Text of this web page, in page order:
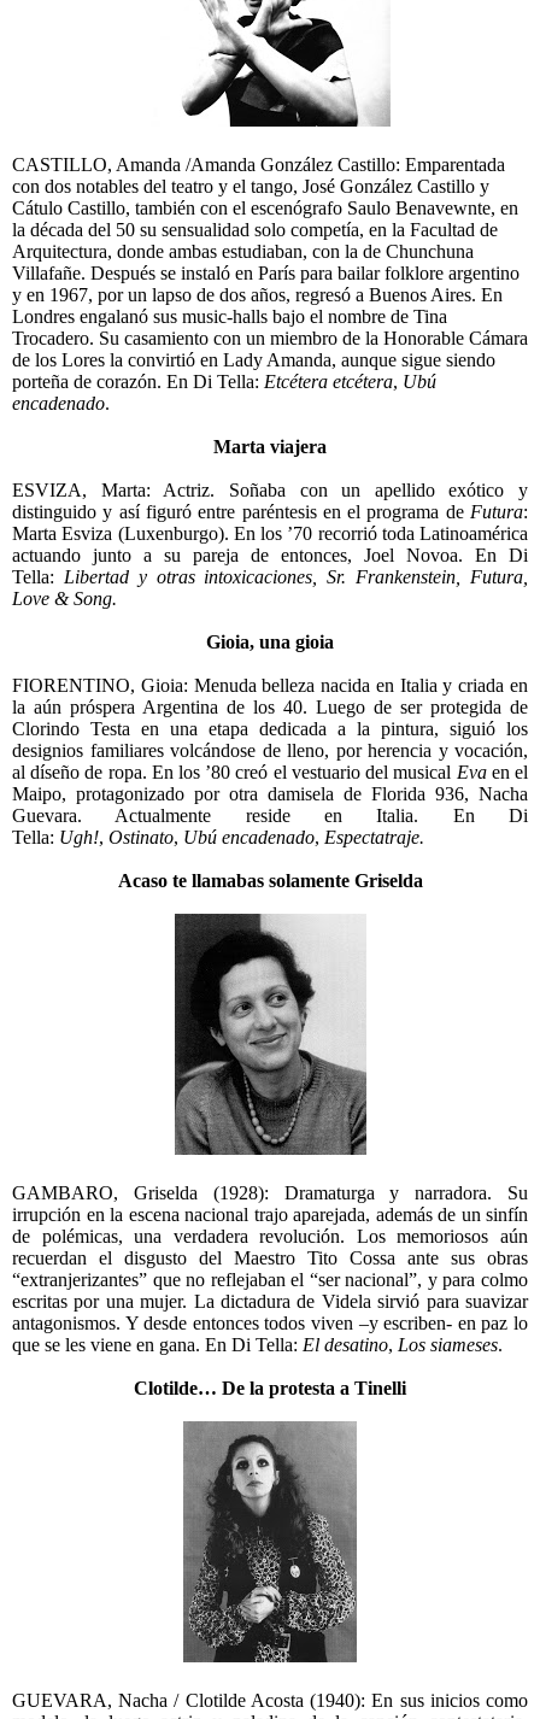
CASTILLO, Amanda /Amanda González Castillo: Emparentada
con dos notables del teatro y el tango, José González Castillo y
Cátulo Castillo, también con el escenógrafo Saulo Benavewnte, en
la década del 50 su sensualidad solo competía, en la Facultad de
Arquitectura, donde ambas estudiaban, con la de Chunchuna
Villafañe. Después se instaló en París para bailar folklore argentino
y en 1967, por un lapso de dos años, regresó a Buenos Aires. En
Londres engalanó sus music-halls bajo el nombre de Tina
Trocadero. Su casamiento con un miembro de la Honorable Cámara
de los Lores la convirtió en Lady Amanda, aunque sigue siendo
porteña de corazón. En Di Tella: Etcétera etcétera, Ubú
encadenado.
Marta viajera
ESVIZA, Marta: Actriz. Soñaba con un apellido exótico y
distinguido y así figuró entre paréntesis en el programa de Futura:
Marta Esviza (Luxenburgo). En los ’70 recorrió toda Latinoamérica
actuando junto a su pareja de entonces, Joel Novoa. En Di
Tella: Libertad y otras intoxicaciones, Sr. Frankenstein, Futura,
Love & Song.
Gioia, una gioia
FIORENTINO, Gioia: Menuda belleza nacida en Italia y criada en
la aún próspera Argentina de los 40. Luego de ser protegida de
Clorindo Testa en una etapa dedicada a la pintura, siguió los
designios familiares volcándose de lleno, por herencia y vocación,
al díseño de ropa. En los ’80 creó el vestuario del musical Eva en el
Maipo, protagonizado por otra damisela de Florida 936, Nacha
Guevara. Actualmente reside en Italia. En Di
Tella: Ugh!, Ostinato, Ubú encadenado, Espectatraje.
Acaso te llamabas solamente Griselda
GAMBARO, Griselda (1928): Dramaturga y narradora. Su
irrupción en la escena nacional trajo aparejada, además de un sinfín
de polémicas, una verdadera revolución. Los memoriosos aún
recuerdan el disgusto del Maestro Tito Cossa ante sus obras
“extranjerizantes” que no reflejaban el “ser nacional”, y para colmo
escritas por una mujer. La dictadura de Videla sirvió para suavizar
antagonismos. Y desde entonces todos viven –y escriben- en paz lo
que se les viene en gana. En Di Tella: El desatino, Los siameses.
Clotilde… De la protesta a Tinelli
GUEVARA, Nacha / Clotilde Acosta (1940): En sus inicios como